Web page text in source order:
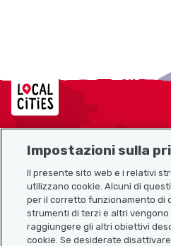
Localcities
Link utili
Impostazioni sulla
Il presente sito web e i relativi
utilizzano cookie. Alcuni di
per il corretto funzionamento di
strumenti di terzi e altri
raggiungere gli altri obiettivi
cookie. Se desiderate